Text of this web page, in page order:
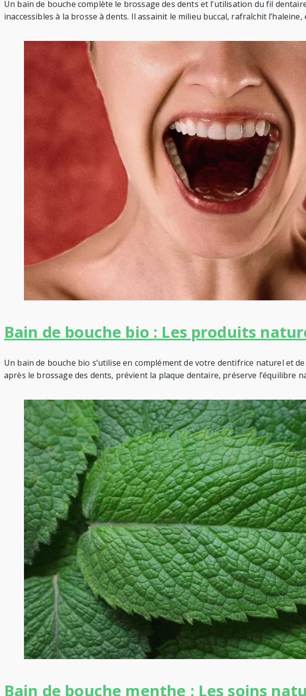
Un bain de bouche complète le brossage des dents et l’utilisation du fil
inaccessibles à la brosse à dents. Il assainit le milieu buccal, rafraîchit
Bain de bouche bio : Les produits
Un bain de bouche bio s’utilise en complément de votre dentifrice naturel et
après le brossage des dents, prévient la plaque dentaire, préserve l’équilibre
Bain de bouche menthe : Les soins